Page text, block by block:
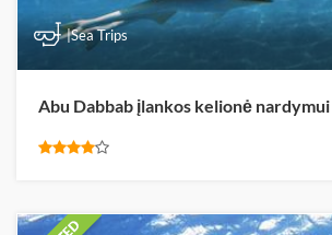
|Sea Trips
Abu Dabbab įlankos kelionė nardymui